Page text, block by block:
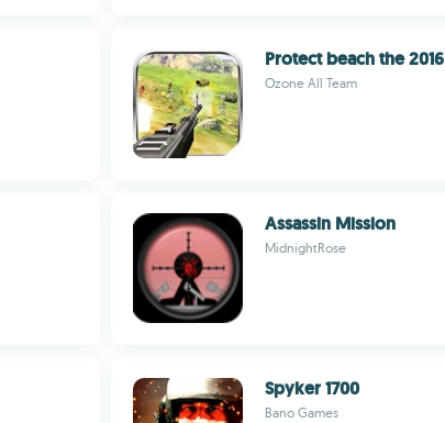
Protect beach the 2016
Ozone All Team
Assassin Mission
MidnightRose
Spyker 1700
Bano Games